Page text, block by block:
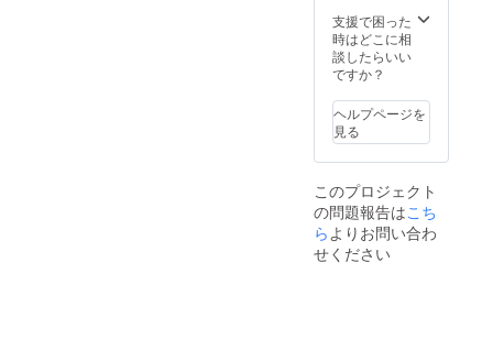
支援で困った
時はどこに相
談したらいい
ですか？
ヘルプページを
見る
このプロジェクト
の問題報告はこち
らよりお問い合わ
せください